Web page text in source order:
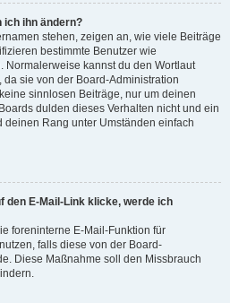
ich ihn ändern?
stehen, zeigen an, wie viele Beiträge
bestimmte Benutzer wie
Normalerweise kannst du den Wortlaut
sie von der Board-Administration
sinnlosen Beiträge, nur um deinen
dulden dieses Verhalten nicht und ein
deinen Rang unter Umständen einfach
den E-Mail-Link klicke, werde ich
foreninterne E-Mail-Funktion für
falls diese von der Board-
Diese Maßnahme soll den Missbrauch